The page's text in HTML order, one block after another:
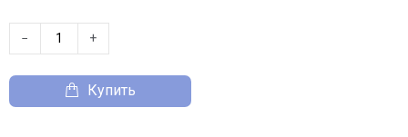
− +
Купить